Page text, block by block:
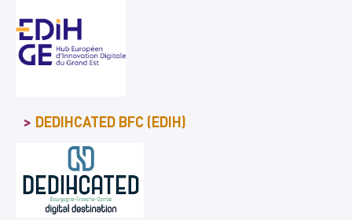
DEDIHCATED BFC (EDIH)